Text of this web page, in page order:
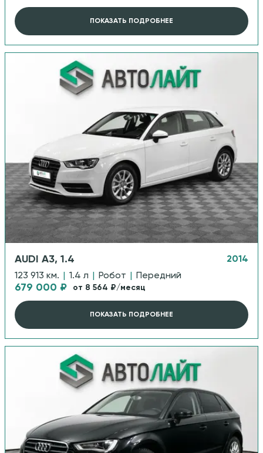
ПОКАЗАТЬ ПОДРОБНЕЕ
AUDI A3, 1.4
2014
123 913 км.
1.4 л Робот Передний
679 000 ₽ от 8 564 ₽/месяц
ПОКАЗАТЬ ПОДРОБНЕЕ